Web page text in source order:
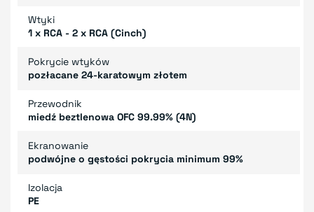
Wtyki
1 x RCA - 2 x RCA (Cinch)
Pokrycie wtyków
pozłacane 24-karatowym złotem
Przewodnik
miedź beztlenowa OFC 99.99% (4N)
Ekranowanie
podwójne o gęstości pokrycia minimum 99%
Izolacja
PE